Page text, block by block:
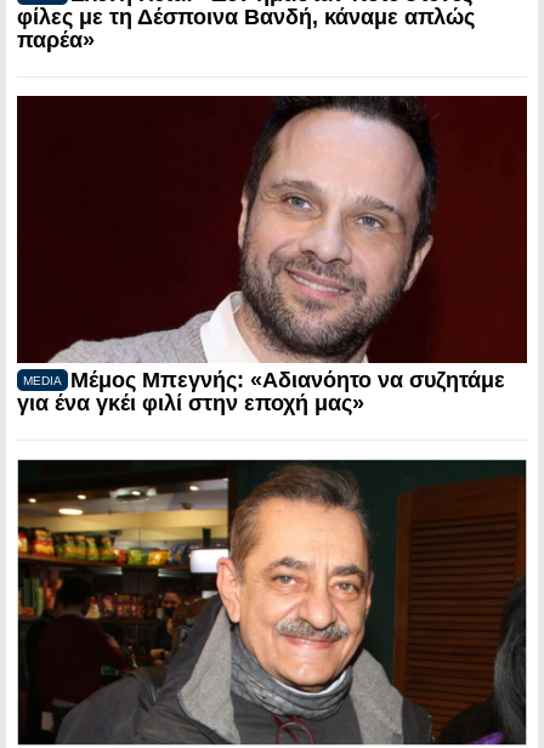
φίλες με τη Δέσποινα Βανδή, κάναμε απλώς
παρέα»
MEDIA
Μέμος Μπεγνής: «Αδιανόητο να συζητάμε
για ένα γκέι φιλί στην εποχή μας»